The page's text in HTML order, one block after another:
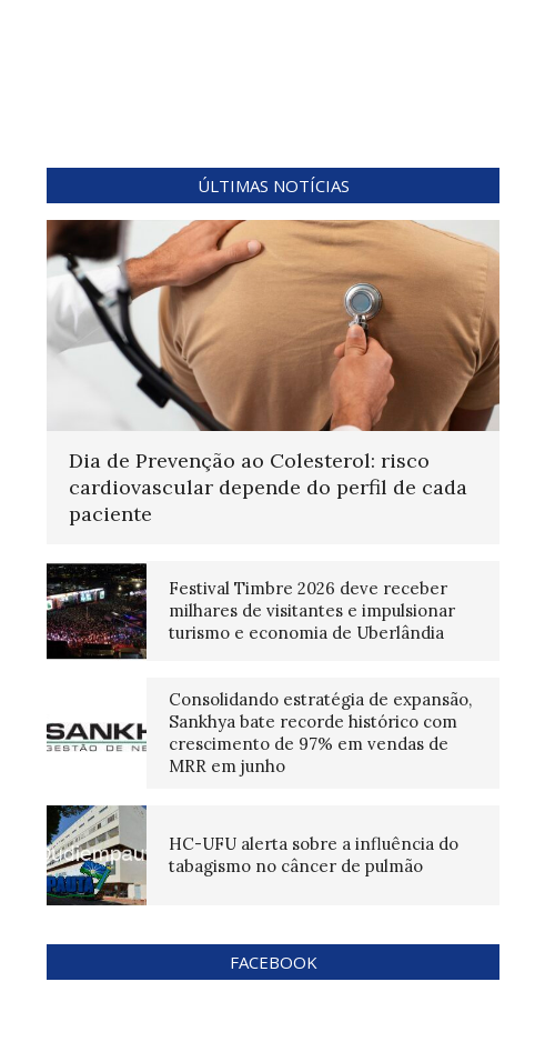
ÚLTIMAS NOTÍCIAS
Dia de Prevenção ao Colesterol: risco
cardiovascular depende do perfil de cada
paciente
Festival Timbre 2026 deve receber
milhares de visitantes e impulsionar
turismo e economia de Uberlândia
Consolidando estratégia de expansão,
Sankhya bate recorde histórico com
crescimento de 97% em vendas de
MRR em junho
HC-UFU alerta sobre a influência do
tabagismo no câncer de pulmão
FACEBOOK